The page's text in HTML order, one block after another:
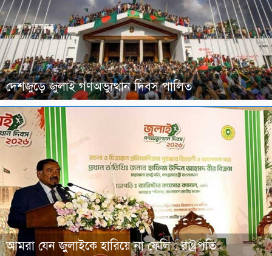
দেশজুড়ে জুলাই গণঅভ্যুত্থান দিবস পালিত
আমরা যেন জুলাইকে হারিয়ে না ফেলি : রাষ্ট্রপতি